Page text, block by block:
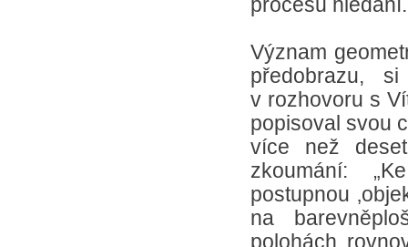
procesu hledání.
Význam
předobrazu,
v rozhovoru s
popisoval svou
více než
zkoumání:
postupnou
na
polohách